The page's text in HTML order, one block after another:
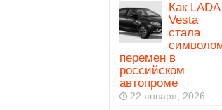
Как LADA
Vesta
стала
перемен в
российском
автопроме
22 января, 2026